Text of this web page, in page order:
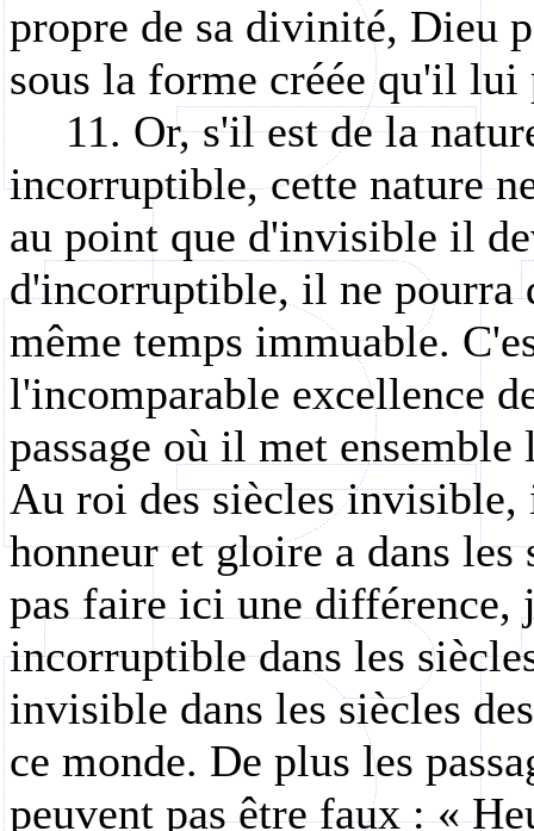
propre de sa divinité, Dieu
sous la forme créée qu'il lui
11. Or, s'il est de la
incorruptible, cette nature
au point que d'invisible il
d'incorruptible, il ne pourra
même temps immuable.
l'incomparable excellence
passage où il met
Au roi des siècles
honneur et gloire a dans les
pas faire ici une différence,
incorruptible dans les
invisible dans les siècles
ce monde. De plus les
peuvent pas être faux : «